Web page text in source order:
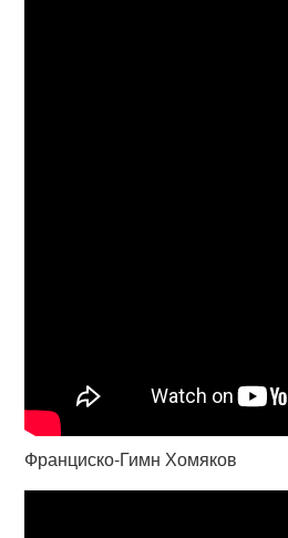
Франциско-Гимн Хомяков